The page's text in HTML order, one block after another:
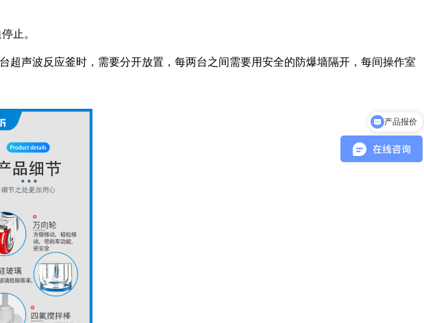
止。
声波反应釜时，需要分开放置，每两台之间需要用安全的防爆墙隔开，每间操作室
产品参数
产品报价